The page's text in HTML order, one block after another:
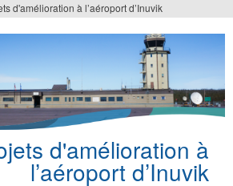
d'amélioration à l’aéroport d’Inuvik
d'amélioration à
l’aéroport d’Inuvik